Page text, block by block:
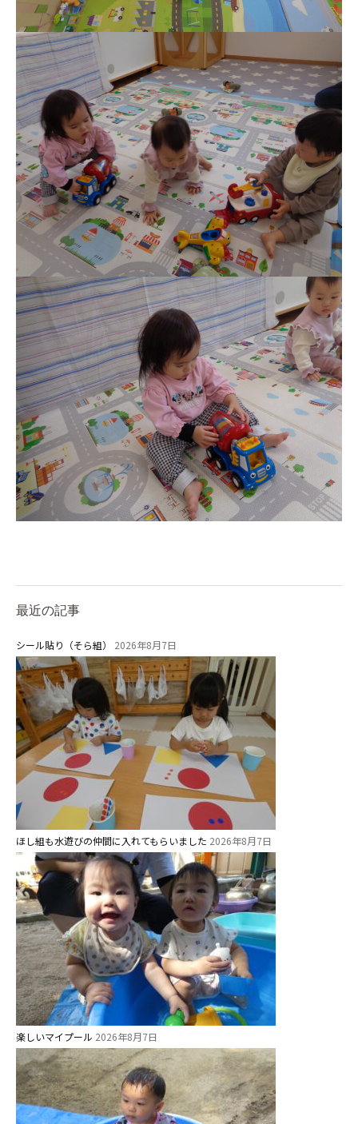
最近の記事
シール貼り（そら組） 2026年8月7日
ほし組も水遊びの仲間に入れてもらいました 2026年8月7日
楽しいマイプール 2026年8月7日
お知らせ
今日の幼稚園
園児募集要項
教職員募集
園のこと
園舎案内
安⼼・安全対策
給⾷
課外教室
理事長のことば
教育と保育